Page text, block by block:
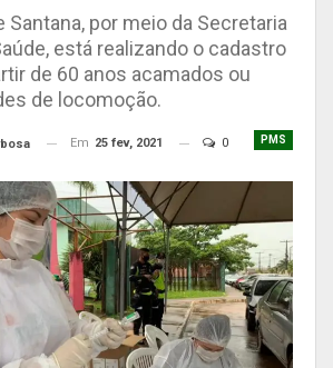
Santana, por meio da Secretaria
está realizando o cadastro
de 60 anos acamados ou
de locomoção.
PMS
Em 25 fev, 2021 0